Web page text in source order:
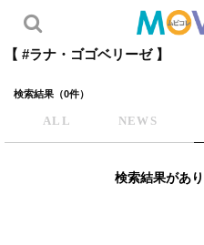
【 #ラナ・ゴゴベリーゼ 】
検索結果（0件）
ALL NEWS
検索結果があ